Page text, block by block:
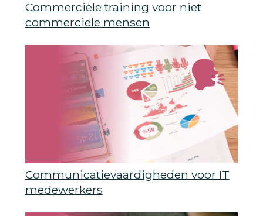
Commerciële training voor niet
commerciële mensen
Communicatievaardigheden voor IT
medewerkers